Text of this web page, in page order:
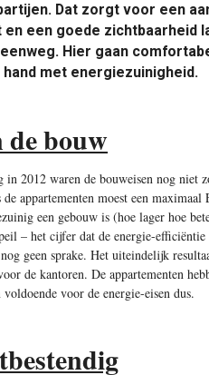
Dat zorgt voor een
een goede zichtbaarheid
Hier gaan
hand met energiezuinigheid.
bouw
in 2012 waren de bouweisen nog niet
appartementen moest een
een gebouw is (hoe lager hoe
– het cijfer dat de energie-
geen sprake. Het uiteindelijk
de kantoren. De appartementen
voor de energie-eisen dus.